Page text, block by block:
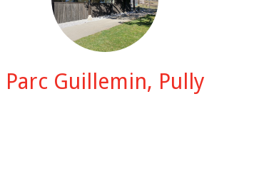
Parc Guillemin, Pully